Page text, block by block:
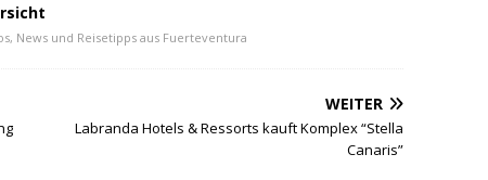
News und Reisetipps aus Fuerteventura
WEITER
Labranda Hotels & Ressorts kauft Komplex “Stella
Canaris”